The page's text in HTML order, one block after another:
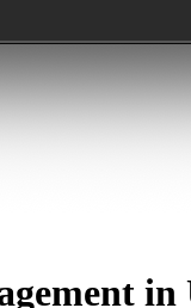
in